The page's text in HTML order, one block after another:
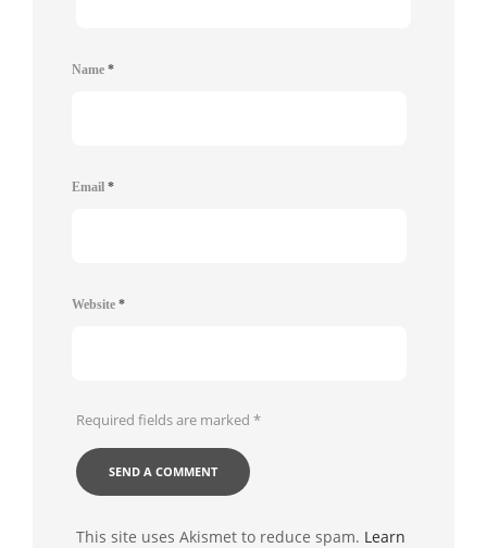
Name *
Email *
Website *
Required fields are marked *
This site uses Akismet to reduce spam. Learn